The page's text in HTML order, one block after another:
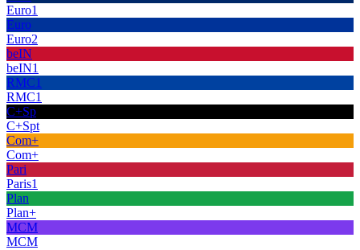
Euro1
Euro
Euro2
beIN
beIN1
RMC1
RMC1
C+Sp
C+Spt
Com+
Com+
Pari
Paris1
Plan
Plan+
MCM
MCM